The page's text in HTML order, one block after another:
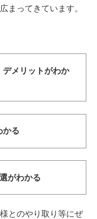
まってきています。
デメリットがわか
かる
がわかる
とのやり取り等にぜ